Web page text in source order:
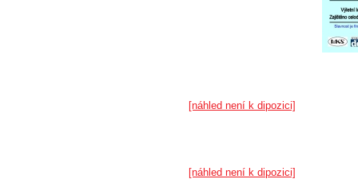
[náhled není k dipozici]
[náhled není k dipozici]